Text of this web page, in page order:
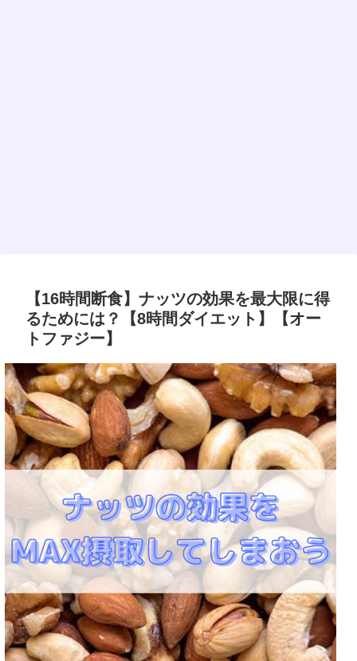
【16時間断食】ナッツの効果を最大限に得
るためには？【8時間ダイエット】【オー
トファジー】